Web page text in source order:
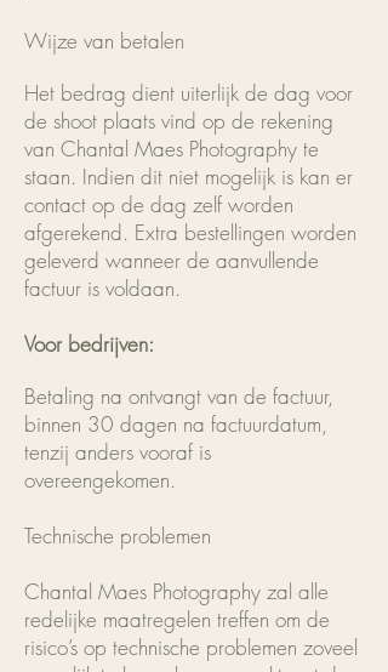
Wijze van betalen
Het bedrag dient uiterlijk de dag voor
de shoot plaats vind op de rekening
van Chantal Maes Photography te
staan. Indien dit niet mogelijk is kan er
contact op de dag zelf worden
afgerekend. Extra bestellingen worden
geleverd wanneer de aanvullende
factuur is voldaan.
Voor bedrijven:
Betaling na ontvangt van de factuur,
binnen 30 dagen na factuurdatum,
tenzij anders vooraf is
overeengekomen.
Technische problemen
Chantal Maes Photography zal alle
redelijke maatregelen treffen om de
risico’s op technische problemen zoveel